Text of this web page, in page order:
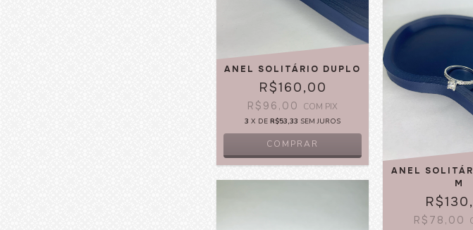
ANEL SOLITÁRIO DUPLO
R$160,00
R$96,00 COM PIX
3 X DER$53,33 SEM JUROS
COMPRAR
ANEL
M
R$78,00